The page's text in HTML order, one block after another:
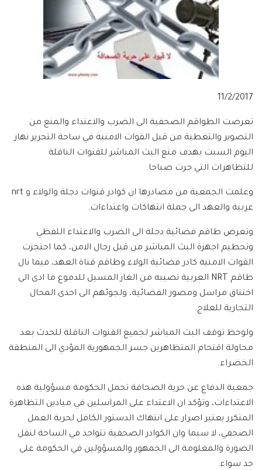
11/2/2017
تعرضت الطواقم الصحفية الى الضرب والاعتداء والمنع من
التصوير والتغطية من قبل القوات الامنية في ساحة التحرير نهار
اليوم السبت بهدف منع البث المباشر للقنوات الناقلة
للتظاهرات التي جرت صباحا.
وعلمت الجمعية من مصادرها ان كوادر قنوات دجلة والولاء و nrt
عربية والعهد الى جملة انتهاكات واعتداءات.
وتعرض طاقم فضائية دجلة الى الضرب والاعتداء اللفظي
وتحطيم اجهزة البث المباشر من قبل رجال الامن، كما احتجزت
القوات الامنية كادر فضائية الولاء وطاقم قناة العهد، فيما نال
طاقم NRT العربية نصيبه من الغاز المسيل للدموع ما ادى الى
اختناق مراسل ومصور الفضائية، ولجوئهم الى احدى المحال
التجارية للعلاج.
ولوحظ توقف البث المباشر لجميع القنوات الناقلة للحدث بعد
محاولة اقتحام المتظاهرين جسر الجمهورية المؤدي الى المنطقة
الخضراء.
جمعية الدفاع عن حرية الصحافة تحمل الحكومة مسؤولية هذه
الاعتداءات، وتؤكد ان الاعتداء على المراسلين في ميادين التظاهرة
المتكرر يعتبر اصرار على انتهاك الدستور الكافل لحرية العمل
الصحفي، لا سيما وان الكوادر الصحفية تتواجد في الساحة لنقل
الصورة والمعلومة الى الجمهور والمسؤولين في الحكومة على
حد سواء.